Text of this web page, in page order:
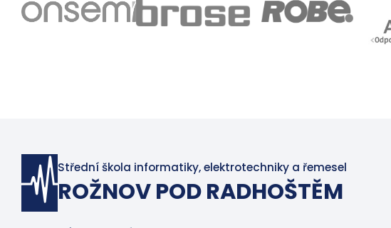
Střední škola informatiky, elektrotechniky a řemesel
ROŽNOV POD RADHOŠTĚM